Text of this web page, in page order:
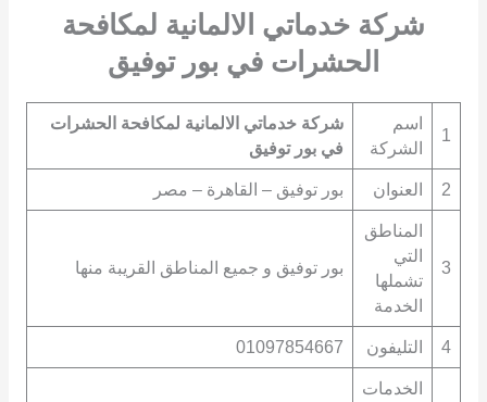
شركة خدماتي الالمانية لمكافحة
الحشرات في بور توفيق
1
اسم
الشركة
شركة خدماتي الالمانية لمكافحة الحشرات
في بور توفيق
2 العنوان بور توفيق – القاهرة – مصر
3
المناطق
التي
تشملها
الخدمة
بور توفيق و جميع المناطق القريبة منها
4 التليفون 01097854667
الخدمات